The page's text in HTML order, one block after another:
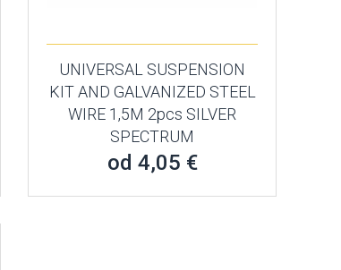
UNIVERSAL SUSPENSION
KIT AND GALVANIZED STEEL
WIRE 1,5M 2pcs SILVER
SPECTRUM
od 4,05 €